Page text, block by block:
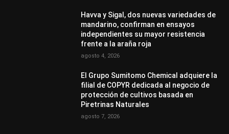
Havva y Sigal, dos nuevas variedades de
mandarino, confirman en ensayos
independientes su mayor resistencia
frente a la araña roja
agosto 4, 2026
El Grupo Sumitomo Chemical adquiere la
filial de COPYR dedicada al negocio de
protección de cultivos basada en
Piretrinas Naturales
agosto 7, 2026